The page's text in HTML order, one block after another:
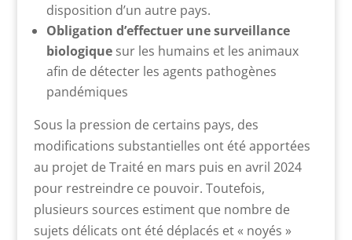
disposition d’un autre pays.
Obligation d’effectuer une surveillance
biologiquesur les humains et les animaux
afin de détecter les agents pathogènes
pandémiques
Sous la pression de certains pays, des
modifications substantielles ont été apportées
au projet de Traité en mars puis en avril 2024
pour restreindre ce pouvoir. Toutefois,
plusieurs sources estiment que nombre de
sujets délicats ont été déplacés et « noyés »